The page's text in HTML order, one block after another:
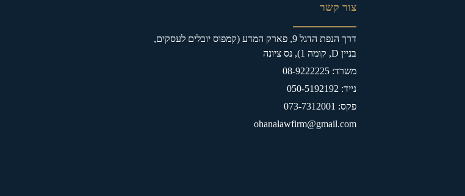
צור קשר
דרך הנפת הדגל 9, פארק המדע (קמפוס יובלים לעסקים,
בניין D, קומה 1), נס ציונה
משרד: 08-9222225
נייד: 050-5192192
פקס: 073-7312001
ohanalawfirm@gmail.com